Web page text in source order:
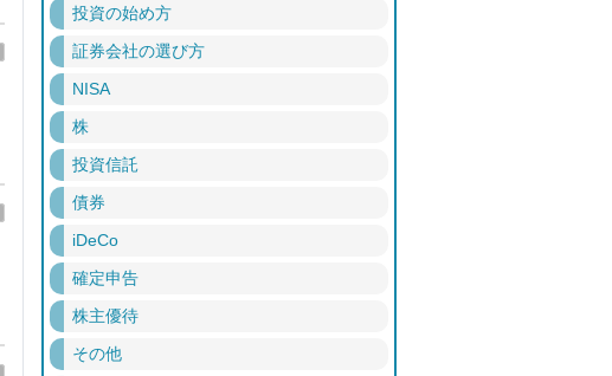
投資の始め方
証券会社の選び方
NISA
株
投資信託
債券
iDeCo
確定申告
株主優待
その他